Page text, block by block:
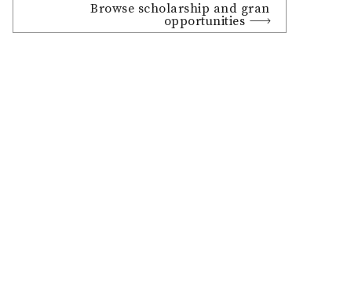
Browse scholarship and gran
opportunities